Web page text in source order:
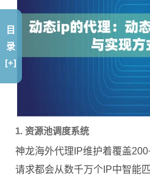
1. 资源池调度系统
神龙海外代理IP维护着覆盖
请求都会从数千万个IP中智能
目
录
[+]